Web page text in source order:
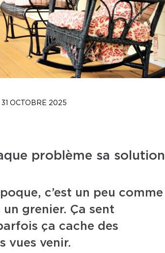
31 OCTOBRE 2025
problème sa solution
c’est un peu comme
grenier. Ça sent
ça cache des
vues venir.